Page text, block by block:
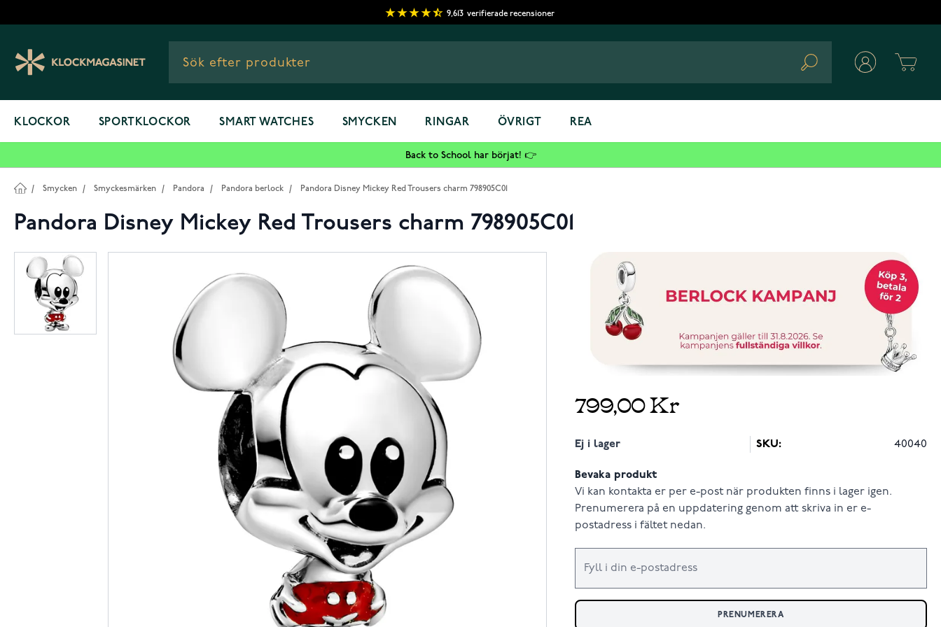
9,613 verifierade recensioner
Search
KLOCKOR SPORTKLOCKOR SMART WATCHES SMYCKEN RINGAR ÖVRIGT REA
Back to School har börjat! 👉
/ Smycken / Smyckesmärken / Pandora / Pandora berlock / Pandora Disney Mickey Red Trousers charm 798905C01
Pandora Disney Mickey Red Trousers charm 798905C01
799,00 Kr
Ej i lager SKU: 40040
Bevaka produkt
Vi kan kontakta er per e-post när produkten finns i lager igen.
Prenumerera på en uppdatering genom att skriva in er e-
postadress i fältet nedan.
PRENUMERERA